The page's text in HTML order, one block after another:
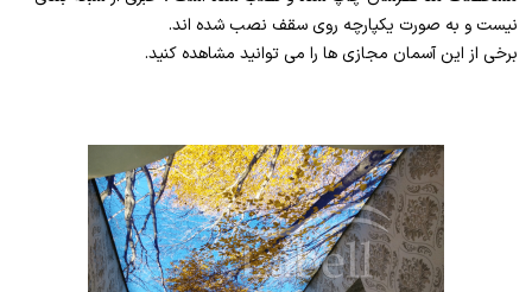
نیست و به صورت یکپارچه روی سقف نصب شده اند.
برخی از این آسمان مجازی ها را می توانید مشاهده کنید.